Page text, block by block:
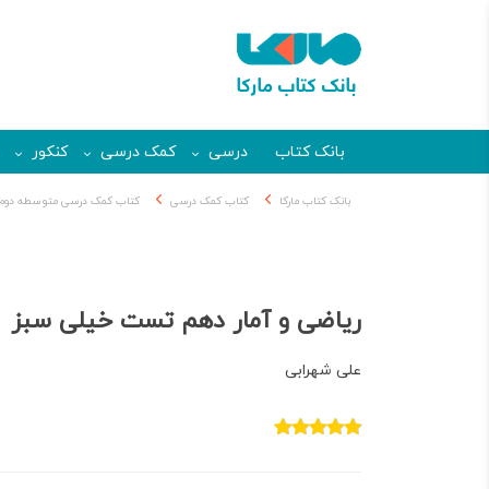
بانک کتاب درسی کمک درسی کنکور
بانک کتاب مارکا کتاب کمک درسی کتاب کمک درسی متوسطه دوم
ریاضی و آمار دهم تست خیلی سبز
علی شهرابی